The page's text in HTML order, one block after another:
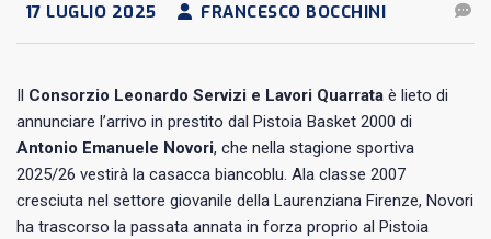
17 LUGLIO 2025 FRANCESCO BOCCHINI
Consorzio Leonardo Servizi e Lavori Quarrata è lieto di
annunciare l’arrivo in prestito dal Pistoia Basket 2000 di
Antonio Emanuele Novori, che nella stagione sportiva
2025/26 vestirà la casacca biancoblu. Ala classe 2007
cresciuta nel settore giovanile della Laurenziana Firenze, Novori
ha trascorso la passata annata in forza proprio al Pistoia